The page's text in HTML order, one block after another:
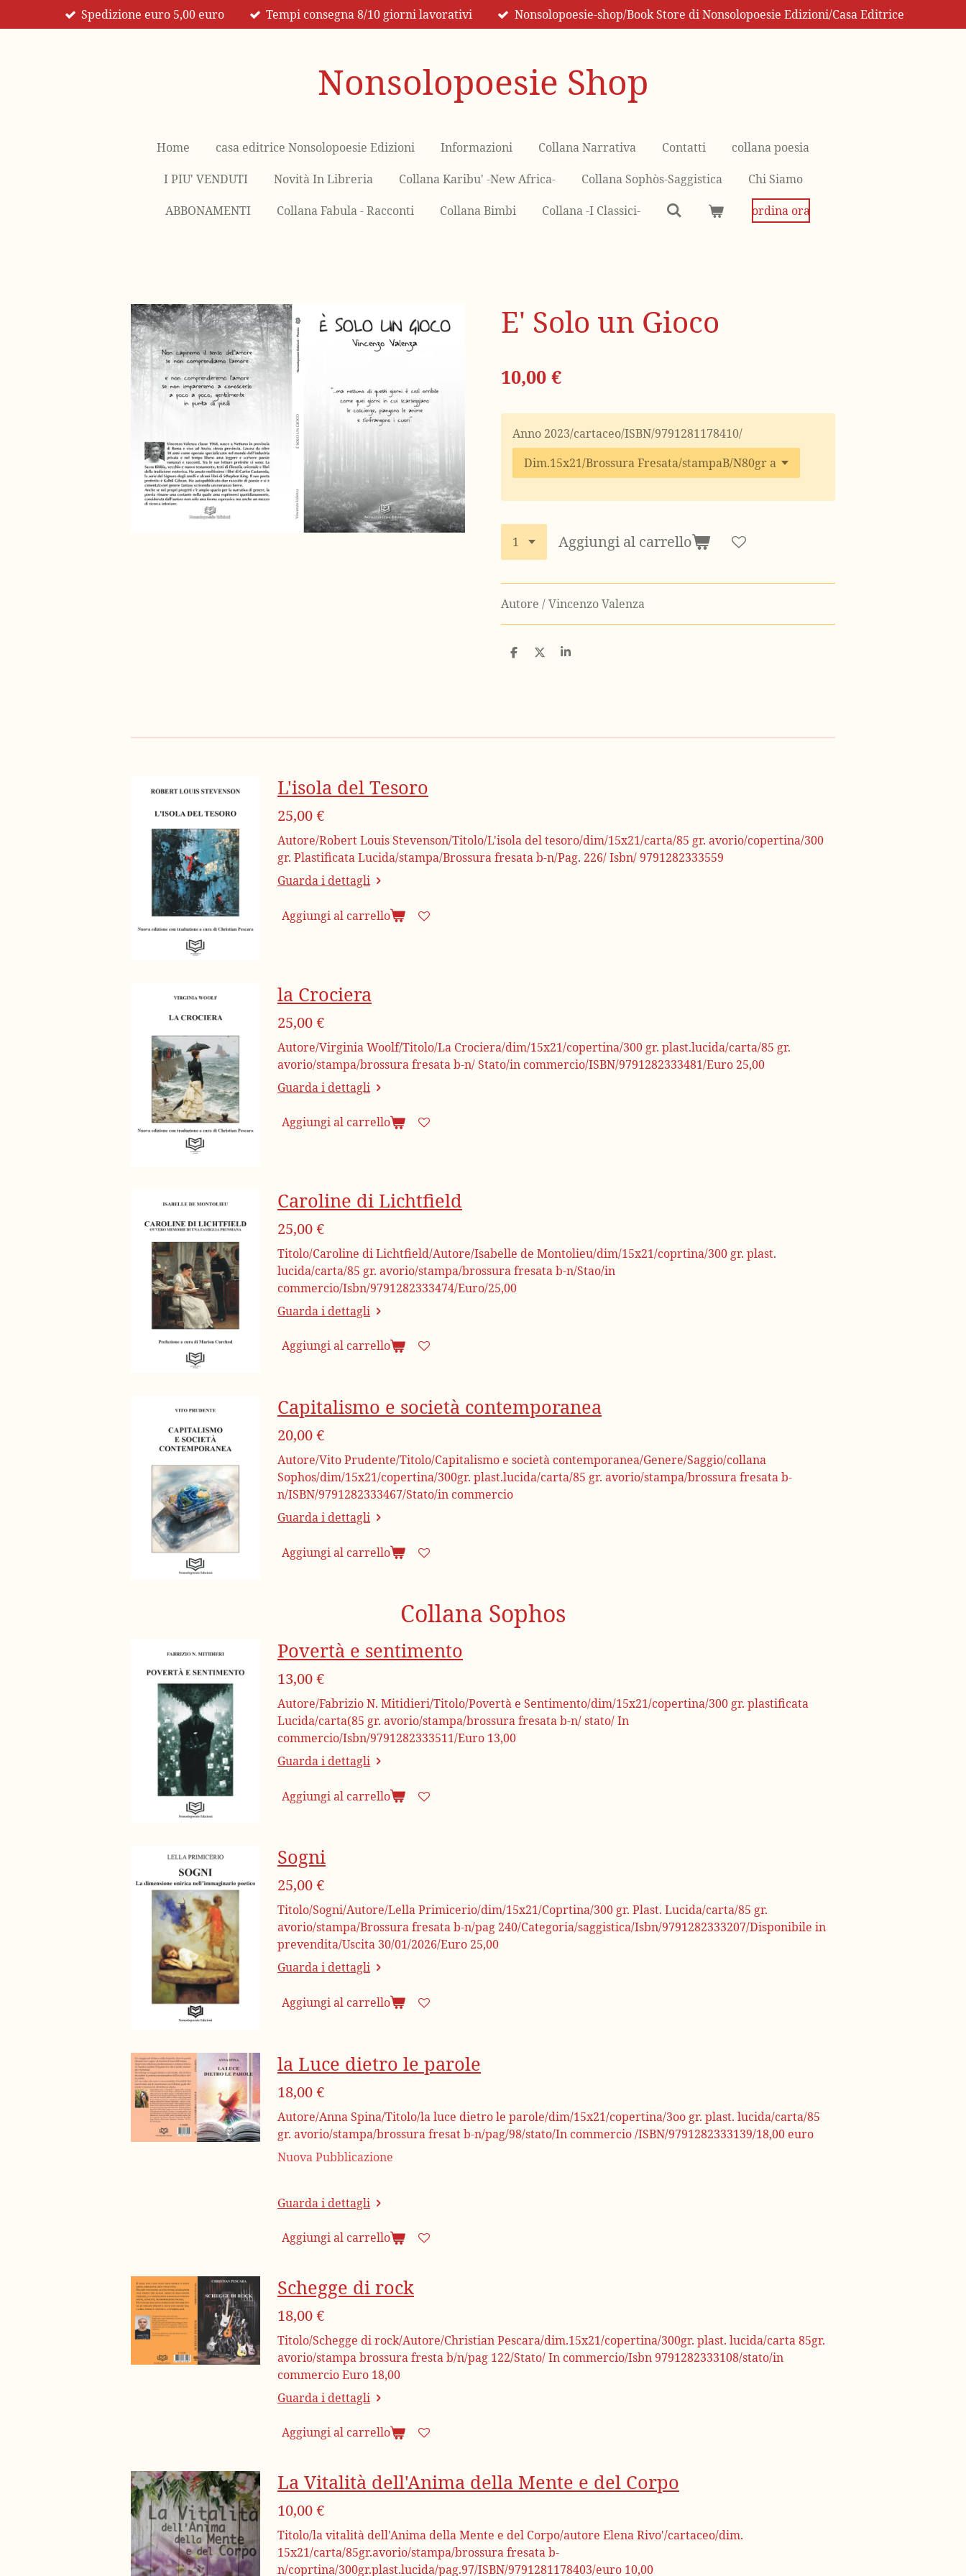
al
Spedizione euro 5,00 euro Tempi consegna 8/10 giorni lavorativi Nonsolopoesie-shop/Book Store di Nonsolopoesie Edizioni/Casa Editrice
Nonsolopoesie Shop
Home casa editrice Nonsolopoesie Edizioni Informazioni Collana Narrativa Contatti
collana poesia
I PIU' VENDUTI
Novità In Libreria Collana Karibu' -New Africa- Collana Sophòs-Saggistica
Chi Siamo
ABBONAMENTI
Collana Fabula - Racconti Collana Bimbi Collana -I Classici- ordina ora
E' Solo un Gioco
10,00 €
Anno 2023/cartaceo/ISBN/9791281178410/
Aggiungi al carrello
Autore / Vincenzo Valenza
C
d
C
d
C
d
L'isola del Tesoro
25,00 €
Autore/Robert Louis Stevenson/Titolo/L'isola del tesoro/dim/15x21/carta/85 gr. avorio/copertina/300
gr. Plastificata Lucida/stampa/Brossura fresata b-n/Pag. 226/ Isbn/ 9791282333559
Guarda i dettagli
Aggiungi al carrello
la Crociera
25,00 €
Autore/Virginia Woolf/Titolo/La Crociera/dim/15x21/copertina/300 gr. plast.lucida/carta/85 gr.
avorio/stampa/brossura fresata b-n/ Stato/in commercio/ISBN/9791282333481/Euro 25,00
Guarda i dettagli
Aggiungi al carrello
Caroline di Lichtfield
25,00 €
Titolo/Caroline di Lichtfield/Autore/Isabelle de Montolieu/dim/15x21/coprtina/300 gr. plast.
lucida/carta/85 gr. avorio/stampa/brossura fresata b-n/Stao/in
commercio/Isbn/9791282333474/Euro/25,00
Guarda i dettagli
Aggiungi al carrello
Capitalismo e società contemporanea
20,00 €
Autore/Vito Prudente/Titolo/Capitalismo e società contemporanea/Genere/Saggio/collana
Sophos/dim/15x21/copertina/300gr. plast.lucida/carta/85 gr. avorio/stampa/brossura fresata b-
n/ISBN/9791282333467/Stato/in commercio
Guarda i dettagli
Aggiungi al carrello
Collana Sophos
Povertà e sentimento
13,00 €
Autore/Fabrizio N. Mitidieri/Titolo/Povertà e Sentimento/dim/15x21/copertina/300 gr. plastificata
Lucida/carta(85 gr. avorio/stampa/brossura fresata b-n/ stato/ In
commercio/Isbn/9791282333511/Euro 13,00
Guarda i dettagli
Aggiungi al carrello
Sogni
25,00 €
Titolo/Sogni/Autore/Lella Primicerio/dim/15x21/Coprtina/300 gr. Plast. Lucida/carta/85 gr.
avorio/stampa/Brossura fresata b-n/pag 240/Categoria/saggistica/Isbn/9791282333207/Disponibile in
prevendita/Uscita 30/01/2026/Euro 25,00
Guarda i dettagli
Aggiungi al carrello
la Luce dietro le parole
18,00 €
Autore/Anna Spina/Titolo/la luce dietro le parole/dim/15x21/copertina/3oo gr. plast. lucida/carta/85
gr. avorio/stampa/brossura fresat b-n/pag/98/stato/In commercio /ISBN/9791282333139/18,00 euro
Nuova Pubblicazione
Guarda i dettagli
Aggiungi al carrello
Schegge di rock
18,00 €
Titolo/Schegge di rock/Autore/Christian Pescara/dim.15x21/copertina/300gr. plast. lucida/carta 85gr.
avorio/stampa brossura fresta b/n/pag 122/Stato/ In commercio/Isbn 9791282333108/stato/in
commercio Euro 18,00
Guarda i dettagli
Aggiungi al carrello
La Vitalità dell'Anima della Mente e del Corpo
10,00 €
Titolo/la vitalità dell'Anima della Mente e del Corpo/autore Elena Rivo'/cartaceo/dim.
15x21/carta/85gr.avorio/stampa/brossura fresata b-
n/coprtina/300gr.plast.lucida/pag.97/ISBN/9791281178403/euro 10,00